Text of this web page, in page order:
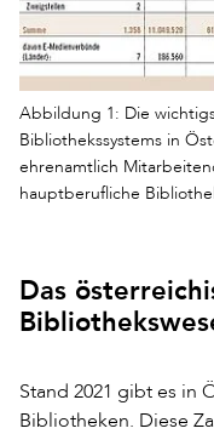
Abbildung 1: Die
Bibliothekssystems in
ehrenamtlich
hauptberufliche
Das
Stand 2021 gibt es in
Bibliotheken. Diese